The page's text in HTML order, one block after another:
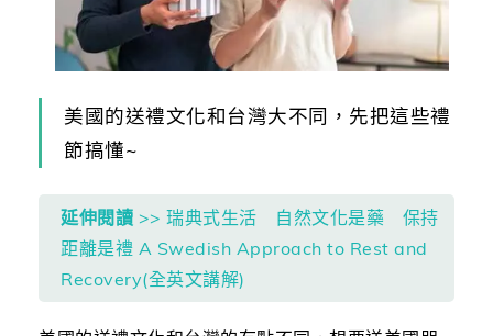
美國的送禮文化和台灣大不同，先把這些禮
節搞懂~
延伸閱讀 >> 瑞典式生活 自然文化是藥 保持
距離是禮 A Swedish Approach to Rest and
Recovery(全英文講解)